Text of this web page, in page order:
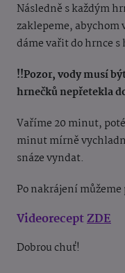
Následně s každým
zaklepeme,
dáme vařit do hrnce s
!!Pozor, vody musí
hrnečků nepřetekla
Vaříme 20 minut,
minut mírně
snáze vyndat.
Po nakrájení můžeme
VideoreceptZDE
Dobrou chuť!